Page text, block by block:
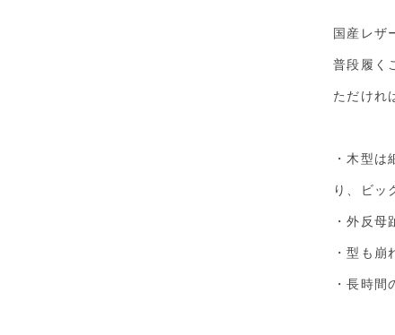
国産レザ
普段履く
ただけれ
・木型
り、ビッ
・外反母
・型も崩
・長時